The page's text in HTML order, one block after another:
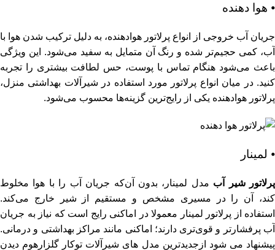
⦁ هوا دهنده
جریان آب خروجی از انواع پرلاتور هوادهنده، به دلیل ترکیب شدن هوا با
آب، کمی حجیم‌تر شده و رنگ آن متمایل به سفید می‌شود. این ویژگی
باعث می‌شود هنگام تماس با پوست، حس لطافت بیشتری را تجربه
کنید. در میان انواع پرلاتور مورد استفاده در شیرآلات بهداشتی منزل،
پرلاتور هوادهنده یکی از رایج‌ترین گزینه‌ها محسوب می‌شود.
⦁ لمینار
پرلاتور شیر آب مدل لمینار، بدون آن‌که جریان آب را با هوا مخلوط
کند، آن را در مسیری مشخص و مستقیم از شیر خارج می‌کند.
استفاده از پرلاتور لمینار معمولا در اماکنی رایج است که نیاز به جریان
آب پرفشارتر و قوی‌تری دارند؛ اماکنی مانند مراکز بهداشتی و درمانی.
پیشنهاد می شود ازجدیدترین مدل های شیرآلات توکار گلزارهوم دیدن